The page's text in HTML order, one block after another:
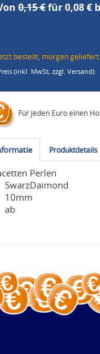
0,15 €für 0,08 €
bestellt, morgen geliefert.
(inkl. MwSt,zzgl. Versand)
Für jeden Euro einen
Produktdetails
Perlen
SwarzDaimond
10mm
ab